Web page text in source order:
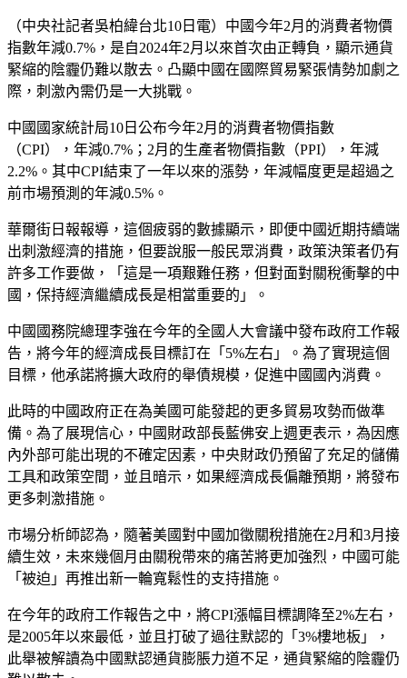
（中央社記者吳柏緯台北10日電）中國今年2月的消費者物價
指數年減0.7%，是自2024年2月以來首次由正轉負，顯示通貨
緊縮的陰霾仍難以散去。凸顯中國在國際貿易緊張情勢加劇之
際，刺激內需仍是一大挑戰。
中國國家統計局10日公布今年2月的消費者物價指數
（CPI），年減0.7%；2月的生產者物價指數（PPI），年減
2.2%。其中CPI結束了一年以來的漲勢，年減幅度更是超過之
前市場預測的年減0.5%。
華爾街日報報導，這個疲弱的數據顯示，即便中國近期持續端
出刺激經濟的措施，但要說服一般民眾消費，政策決策者仍有
許多工作要做，「這是一項艱難任務，但對面對關稅衝擊的中
國，保持經濟繼續成長是相當重要的」。
中國國務院總理李強在今年的全國人大會議中發布政府工作報
告，將今年的經濟成長目標訂在「5%左右」。為了實現這個
目標，他承諾將擴大政府的舉債規模，促進中國國內消費。
此時的中國政府正在為美國可能發起的更多貿易攻勢而做準
備。為了展現信心，中國財政部長藍佛安上週更表示，為因應
內外部可能出現的不確定因素，中央財政仍預留了充足的儲備
工具和政策空間，並且暗示，如果經濟成長偏離預期，將發布
更多刺激措施。
市場分析師認為，隨著美國對中國加徵關稅措施在2月和3月接
續生效，未來幾個月由關稅帶來的痛苦將更加強烈，中國可能
「被迫」再推出新一輪寬鬆性的支持措施。
在今年的政府工作報告之中，將CPI漲幅目標調降至2%左右，
是2005年以來最低，並且打破了過往默認的「3%樓地板」，
此舉被解讀為中國默認通貨膨脹力道不足，通貨緊縮的陰霾仍